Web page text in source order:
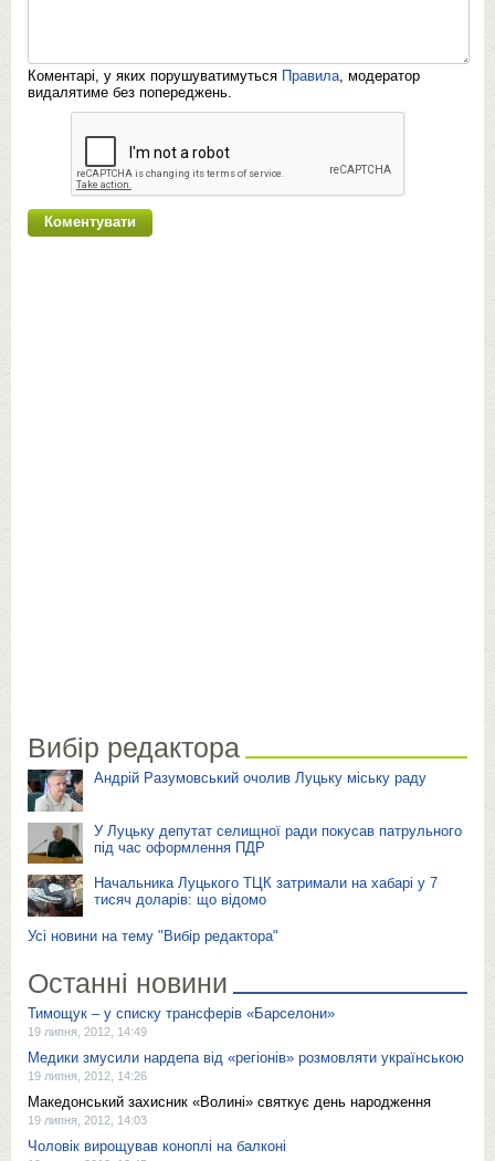
Коментарі, у яких порушуватимуться Правила, модератор
видалятиме без попереджень.
Вибір редактора
Андрій Разумовський очолив Луцьку міську раду
У Луцьку депутат селищної ради покусав патрульного
під час оформлення ПДР
Начальника Луцького ТЦК затримали на хабарі у 7
тисяч доларів: що відомо
Усі новини на тему "Вибір редактора"
Останні новини
Тимощук – у списку трансферів «Барселони»
19 липня, 2012, 14:49
Медики змусили нардепа від «регіонів» розмовляти українською
19 липня, 2012, 14:26
Македонський захисник «Волині» святкує день народження
19 липня, 2012, 14:03
Чоловік вирощував коноплі на балконі